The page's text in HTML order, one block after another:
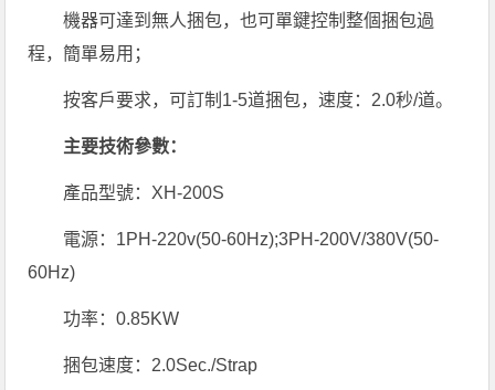
機器可達到無人捆包，也可單鍵控制整個捆包過
程，簡單易用；
按客戶要求，可訂制1-5道捆包，速度：2.0秒/道。
主要技術參數：
產品型號：XH-200S
電源：1PH-220v(50-60Hz);3PH-200V/380V(50-
60Hz)
功率：0.85KW
捆包速度：2.0Sec./Strap